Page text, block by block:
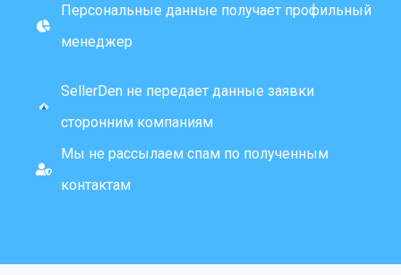
Персональные данные получает профильный
менеджер
SellerDen не передает данные заявки
сторонним компаниям
Мы не рассылаем спам по полученным
контактам